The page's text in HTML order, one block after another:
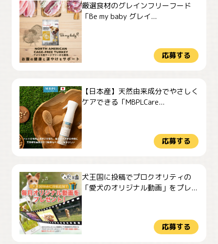
厳選食材のグレインフリーフード
「Be my baby グレイ...
応募する
【日本産】天然由来成分でやさしく
ケアできる「MBPLCare...
応募する
犬王国に投稿でプロクオリティの
「愛犬のオリジナル動画」をプレ...
応募する